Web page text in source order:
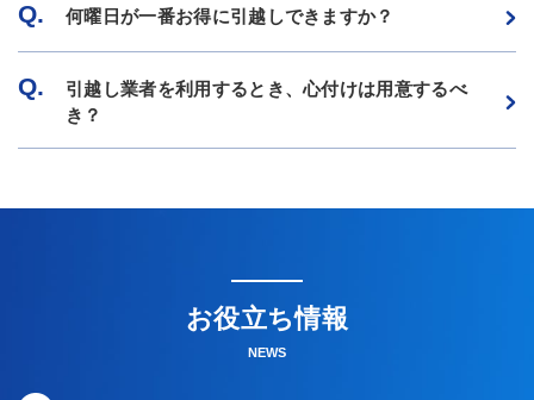
Q. 何曜日が一番お得に引越しできますか？
Q.
引越し業者を利用するとき、心付けは用意するべ
き？
お役立ち情報
NEWS